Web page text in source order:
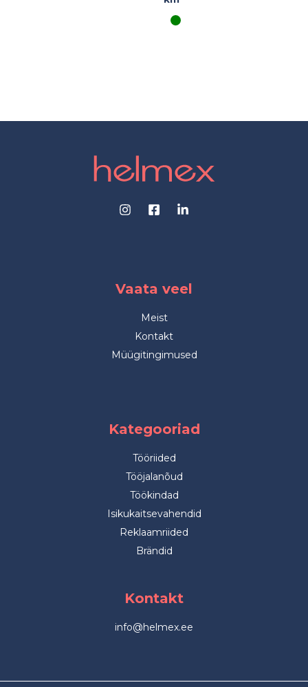
Vaata veel
Meist
Kontakt
Müügitingimused
Kategooriad
Tööriided
Tööjalanõud
Töökindad
Isikukaitsevahendid
Reklaamriided
Brändid
Kontakt
info@helmex.ee